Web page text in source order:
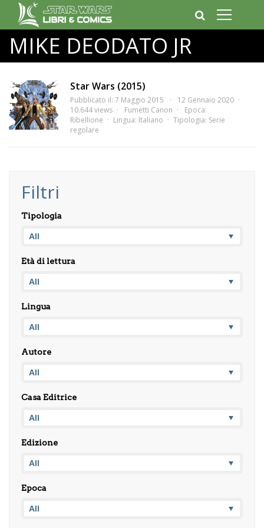
MIKE DEODATO JR
Star Wars (2015)
Pubblicato il: 7 Maggio 2015
12 Gennaio 2020
10.644 views
Fumetti Canon
Epoca:
Ribellione
Lingua: Italiano Tipologia: Serie
regolare
Filtri
Tipologia
Età di lettura
Lingua
Autore
Casa Editrice
Edizione
Epoca